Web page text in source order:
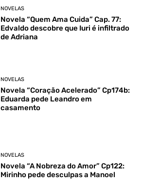
NOVELAS
Novela “Quem Ama Cuida” Cap. 77:
Edvaldo descobre que Iuri é infiltrado
de Adriana
NOVELAS
Novela “Coração Acelerado” Cp174b:
Eduarda pede Leandro em
casamento
NOVELAS
Novela “A Nobreza do Amor” Cp122:
Mirinho pede desculpas a Manoel